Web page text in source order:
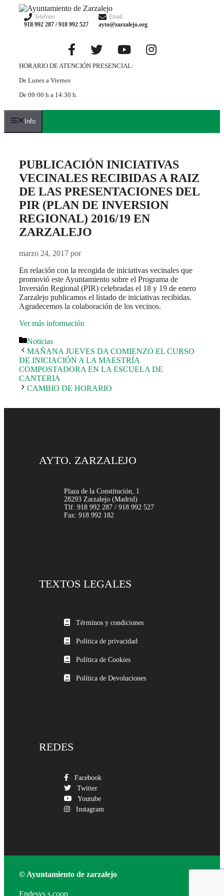
Saltar
contenido
Telefono
918 992 287 / 918 992 527
Email
ayto@zarzalejo.org
HORARIO DE ATENCIÓN PRESENCIAL:
De Lunes a Viernes
De 09:00 h a 14:30 h.
Info
PUBLICACIÓN INICIATIVAS
VECINALES RECIBIDAS A RAIZ
DE LAS PRESENTACIONES DEL
PIR (PLAN DE INVERSION
REGIONAL) 2016/19 EN
ZARZALEJO
marzo 24, 2017 por
En relación con la recogida de iniciativas vecinales que
promovió este Ayuntamiento sobre el Programa de
Inversión Regional (PIR) celebradas el 18 y 19 de enero
Zarzalejo publicamos el listado de iniciativas recibidas.
Agradecemos la colaboración de los vecinos.
Ver más información
Categorías
Noticias
MAÑANA JUEVES DA COMIENZO EL CURSO
DE INICIACIÓN A LA MAESTRÍA
COMPOSTADORA EN LA ESCUELA DE
CANTERIA
CAMBIO DE HORARIO
AYTO. ZARZALEJO
Plaza de la Constitución, 1
28293 Zarzalejo (Madrid)
Tlf: 918 992 287 / 918 992 527
Fax: 918 992 182
TEXTOS LEGALES
Términos y condiciones
Política de privacidad
Política de Cookies
Política de Devoluciones
REDES
Facebook
Twitter
Youtube
Instagram
© Ayuntamiento de zarzalejo
Endesys s.coop